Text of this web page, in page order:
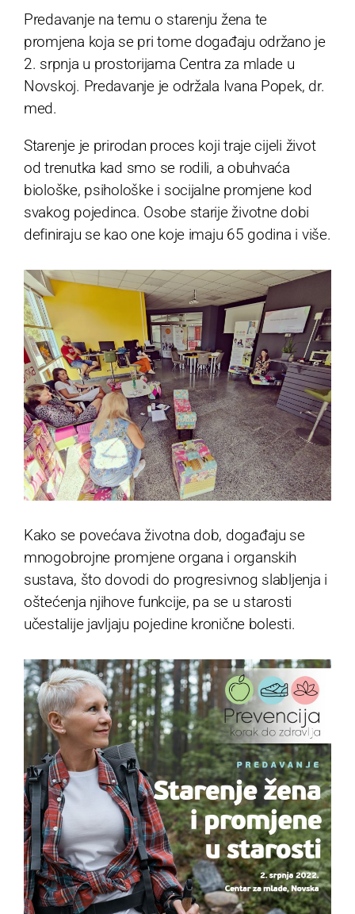
Predavanje na temu o starenju žena te
promjena koja se pri tome događaju održano je
2. srpnja u prostorijama Centra za mlade u
Novskoj. Predavanje je održala Ivana Popek, dr.
med.
Starenje je prirodan proces koji traje cijeli život
od trenutka kad smo se rodili, a obuhvaća
biološke, psihološke i socijalne promjene kod
svakog pojedinca. Osobe starije životne dobi
definiraju se kao one koje imaju 65 godina i više.
Kako se povećava životna dob, događaju se
mnogobrojne promjene organa i organskih
sustava, što dovodi do progresivnog slabljenja i
oštećenja njihove funkcije, pa se u starosti
učestalije javljaju pojedine kronične bolesti.